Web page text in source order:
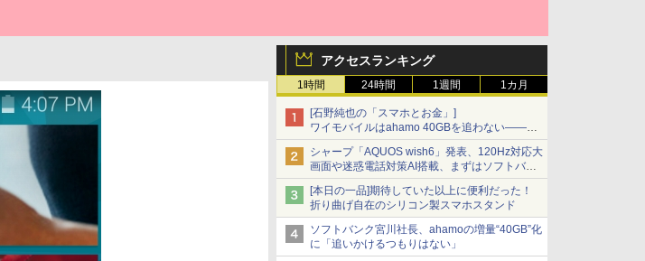
アクセスランキング
1時間 24時間 1週間 1カ月
[石野純也の「スマホとお金」]
ワイモバイルはahamo 40GBを追わない――単
身向け「超おトク割」の安さと1年限定の注意
点
シャープ「AQUOS wish6」発表、120Hz対応大
画面や迷惑電話対策AI搭載、まずはソフトバン
クの法人向け
[本日の一品]期待していた以上に便利だった！
折り曲げ自在のシリコン製スマホスタンド
ソフトバンク宮川社長、ahamoの増量“40GB”化
に「追いかけるつもりはない」